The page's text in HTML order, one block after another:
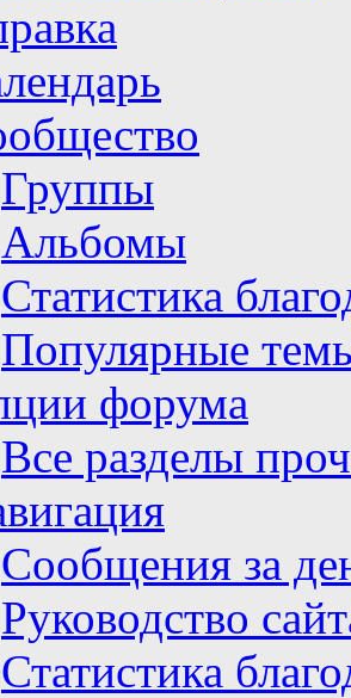
Группы
Альбомы
Статистика
Популярные
форума
Все разделы
Сообщения за
Руководство
Статистика